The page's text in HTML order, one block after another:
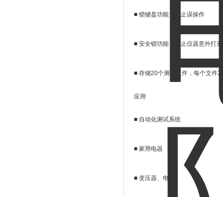
■ 锁键盘功能，防止误操作
■ 安全锁功能，防止仪器意外打
■ 存储20个测试文件，每个文件
应用
■ 自动化测试系统
■ 家用电器
■ 变压器、电机